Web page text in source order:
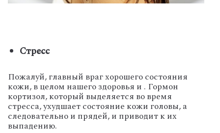
Стресс
Пожалуй, главный враг хорошего состояния
кожи, в целом нашего здоровья и . Гормон
кортизол, который выделяется во время
стресса, ухудшает состояние кожи головы, а
следовательно и прядей, и приводит к их
выпадению.